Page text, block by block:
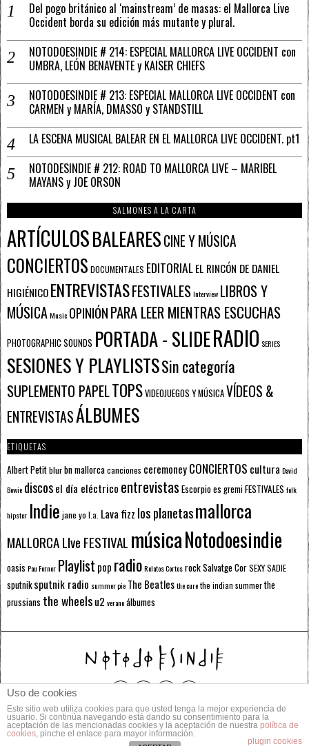
Del pogo británico al ‘mainstream’ de masas: el Mallorca Live
Occident borda su edición más mutante y plural.
NOTODOESINDIE # 214: ESPECIAL MALLORCA LIVE OCCIDENT con
UMBRA, LEÓN BENAVENTE y KAISER CHIEFS
NOTODOESINDIE # 213: ESPECIAL MALLORCA LIVE OCCIDENT con
CARMEN y MARÍA, DMASSO y STANDSTILL
LA ESCENA MUSICAL BALEAR EN EL MALLORCA LIVE OCCIDENT. pt1
NOTODESINDIE # 212: ROAD TO MALLORCA LIVE – MARIBEL
MAYANS y JOE ORSON
SALMONES A LA CARTA
ARTÍCULOSBALEARESCINE Y MÚSICA
CONCIERTOS DOCUMENTALES EDITORIALEL RINCÓN DE DANIEL
HIGIÉNICOENTREVISTASFESTIVALESInterview LIBROS Y
MÚSICAMusic OPINIÓNPARA LEER MIENTRAS ESCUCHAS
PHOTOGRAPHIC SOUNDS PORTADA - SLIDERADIO SERIES
SESIONES Y PLAYLISTSSin categoría
SUPLEMENTO PAPELTOPSVIDEOJUEGOS Y MÚSICAVÍDEOS &
ENTREVISTASÁLBUMES
ETIQUETAS
Albert Petitblurbn mallorcacanciones ceremoneyCONCIERTOS cultura David
Bowie discosel día eléctrico entrevistas Escorpioes gremiFESTIVALES folk
hipster Indie jane yo l.a. Lava fizz los planetasmallorca
MALLORCA LIve FESTIVAL músicaNotodoesindie
oasis Pau Forner Playlist pop radioRelatos CortosrockSalvatge CorSEXY SADIE
sputnik sputnik radio summer pie The Beatlesthe curethe indian summerthe
prussians the wheelsu2 veranoálbumes
© 2014 Todos los derechos reservados.
POLÍTICA DE PRIVACIDAD CONTACTO
Uso de cookies
Este sitio web utiliza cookies para que usted tenga la mejor experiencia de
usuario. Si continúa navegando está dando su consentimiento para la
aceptación de las mencionadas cookies y la aceptación de nuestra política de
cookies, pinche el enlace para mayor información.
plugin cookies